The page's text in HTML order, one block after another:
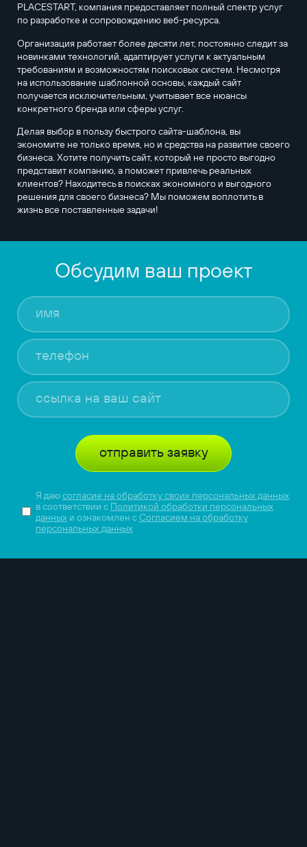
PLACESTART, компания предоставляет полный спектр услуг
по разработке и сопровождению веб-ресурса.
Организация работает более десяти лет, постоянно следит за
новинками технологий, адаптирует услуги к актуальным
требованиям и возможностям поисковых систем. Несмотря
на использование шаблонной основы, каждый сайт
получается исключительным, учитывает все нюансы
конкретного бренда или сферы услуг.
Делая выбор в пользу быстрого сайта-шаблона, вы
экономите не только время, но и средства на развитие своего
бизнеса. Хотите получить сайт, который не просто выгодно
представит компанию, а поможет привлечь реальных
клиентов? Находитесь в поисках экономного и выгодного
решения для своего бизнеса? Мы поможем воплотить в
жизнь все поставленные задачи!
Обсудим ваш проект
отправить заявку
Я даюсогласие на обработку своих персональных данных
в соответствии с Политикой обработки персональных
данныхи ознакомлен сСогласием на обработку
персональных данных